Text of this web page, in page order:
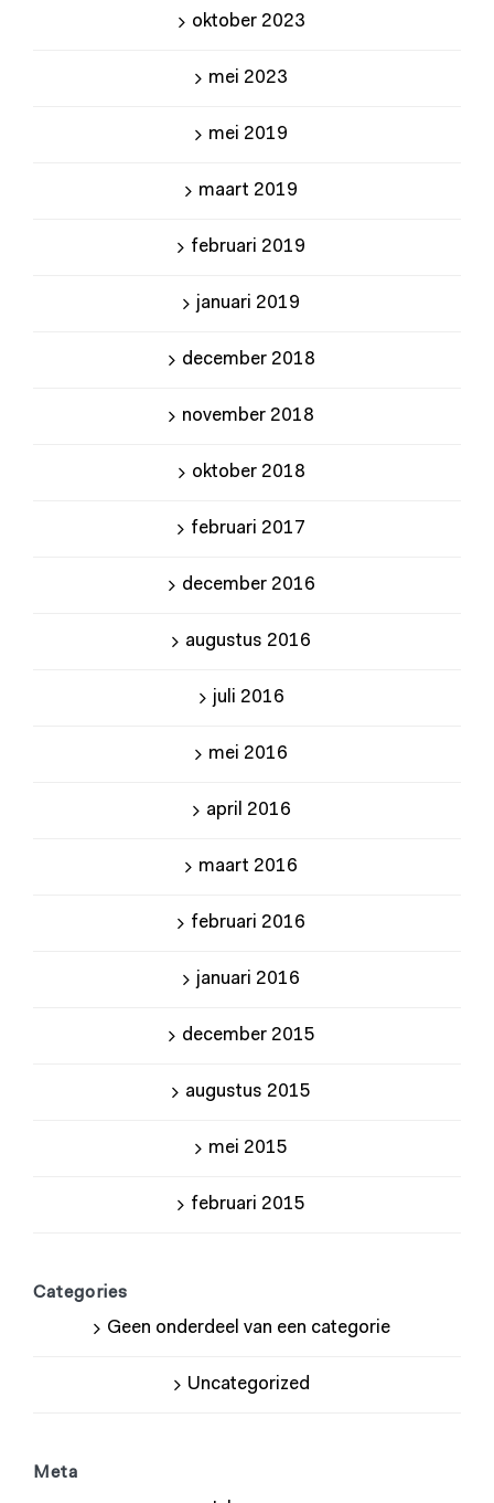
oktober 2023
mei 2023
mei 2019
maart 2019
februari 2019
januari 2019
december 2018
november 2018
oktober 2018
februari 2017
december 2016
augustus 2016
juli 2016
mei 2016
april 2016
maart 2016
februari 2016
januari 2016
december 2015
augustus 2015
mei 2015
februari 2015
Categories
Geen onderdeel van een categorie
Uncategorized
Meta